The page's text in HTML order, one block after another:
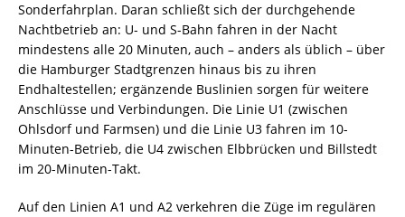
Sonderfahrplan. Daran schließt sich der durchgehende
Nachtbetrieb an: U- und S-Bahn fahren in der Nacht
mindestens alle 20 Minuten, auch – anders als üblich – über
die Hamburger Stadtgrenzen hinaus bis zu ihren
Endhaltestellen; ergänzende Buslinien sorgen für weitere
Anschlüsse und Verbindungen. Die Linie U1 (zwischen
Ohlsdorf und Farmsen) und die Linie U3 fahren im 10-
Minuten-Betrieb, die U4 zwischen Elbbrücken und Billstedt
im 20-Minuten-Takt.
Auf den Linien A1 und A2 verkehren die Züge im regulären